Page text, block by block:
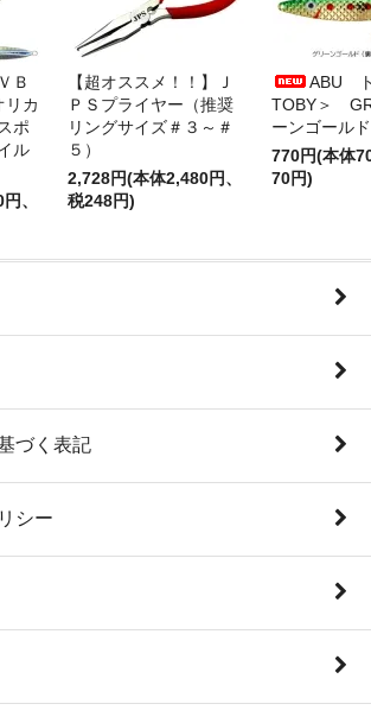
Ｂ
カ
ポ
ル
、
【超オススメ！！】Ｊ
ＰＳプライヤー（推奨
リングサイズ＃３～＃
５）
2,728円(本体2,480円、
税248円)
ABU
TOBY＞
ーンゴールド
770円(本体
70円)
づく表記
シー